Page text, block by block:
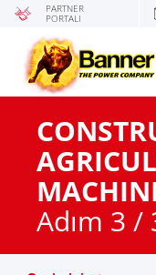
PARTNER
PORTALI
Adım 3 /